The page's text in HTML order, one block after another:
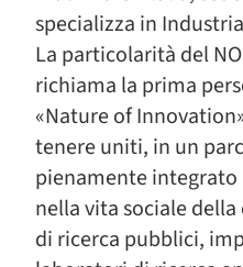
specializza in
La particolarità del
richiama la prima
«Nature of
tenere uniti, in un
pienamente
nella vita sociale
di ricerca pubblici,